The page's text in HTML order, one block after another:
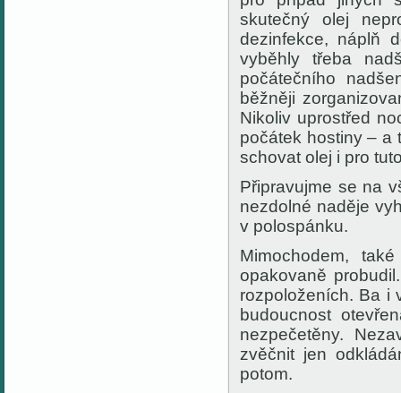
skutečný olej
dezinfekce, náplň
vyběhly třeba
počátečního
běžněji
Nikoliv uprostřed
počátek hostiny – a
schovat olej i pro
Připravujme se na
nezdolné naděje
v polospánku.
Mimochodem,
opakovaně
rozpoloženích. Ba i
budoucnost
nezpečetěny.
zvěčnit jen
potom.